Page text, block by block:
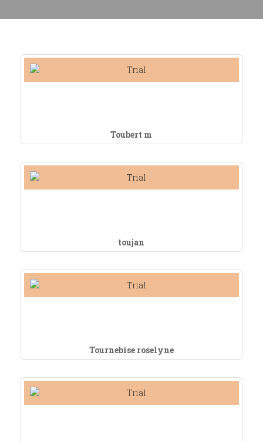
Toubert m
toujan
Tournebise roselyne